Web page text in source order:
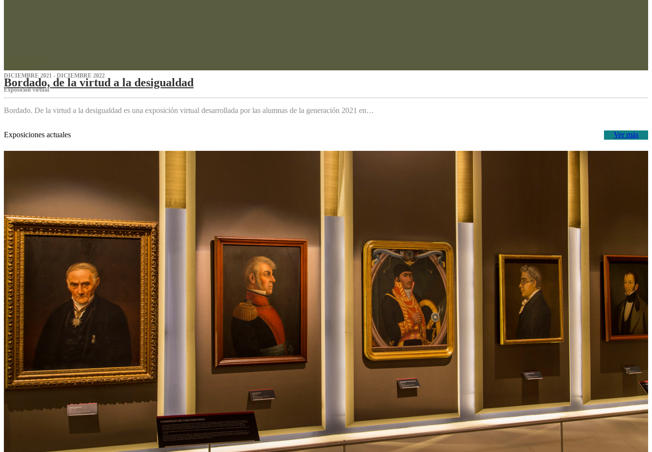
DICIEMBRE 2021 - DICIEMBRE 2022
Bordado, de la virtud a la desigualdad
Exposición virtual‌
Bordado. De la virtud a la desigualdad es una exposición virtual desarrollada por las alumnas de la generación 2021 en…
Ver más
Exposiciones actuales